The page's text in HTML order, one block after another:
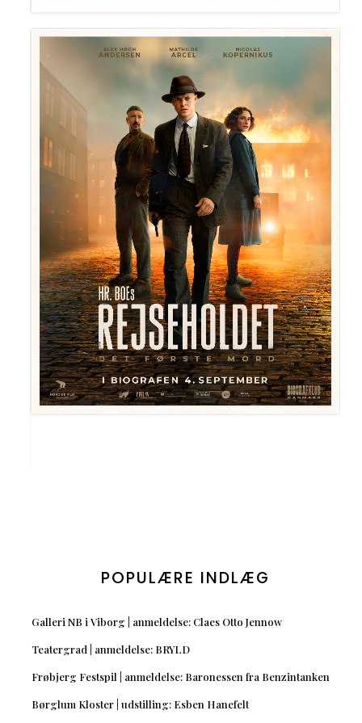
POPULÆRE INDLÆG
Galleri NB i Viborg | anmeldelse: Claes Otto Jennow
Teatergrad | anmeldelse: BRYLD
Frøbjerg Festspil | anmeldelse: Baronessen fra Benzintanken
Børglum Kloster | udstilling: Esben Hanefelt